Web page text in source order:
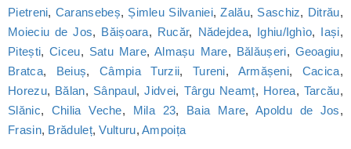
Pietreni, Caransebeș, Șimleu Silvaniei,Zalău, Saschiz, Ditrău,
Moieciu de Jos, Băișoara, Rucăr, Nădejdea, Ighiu/Ighìo, Iași,
Pitești,Ciceu, Satu Mare, Almașu Mare, Bălăușeri, Geoagiu,
Bratca, Beiuș, Câmpia Turzii, Tureni, Armășeni, Cacica,
Horezu, Bălan, Sânpaul,Jidvei, Târgu Neamț, Horea, Tarcău,
Slănic, Chilia Veche, Mila 23, Baia Mare,Apoldu de Jos,
Frasin, Brăduleț,Vulturu,Ampoița